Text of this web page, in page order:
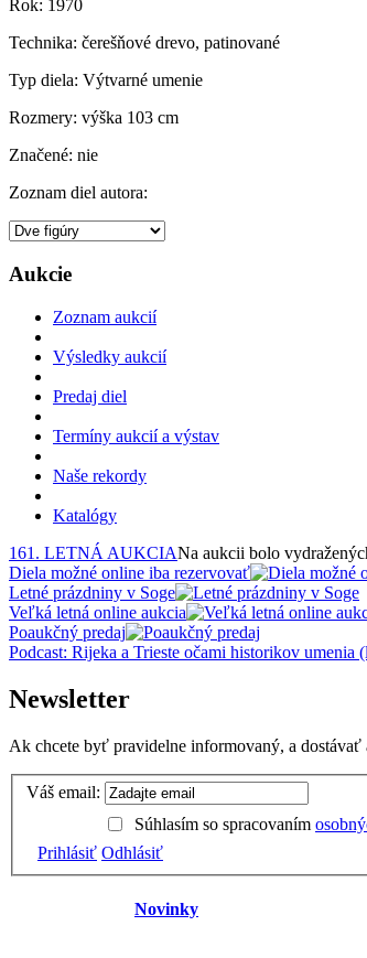
Rok: 1970
Technika: čerešňové drevo, patinované
Typ diela: Výtvarné umenie
Rozmery: výška 103 cm
Značené: nie
Zoznam diel autora:
Aukcie
Zoznam aukcií
Výsledky aukcií
Predaj diel
Termíny aukcií a výstav
Naše rekordy
Katalógy
161. LETNÁ AUKCIANa aukcii bolo
Diela možné online iba rezervovať
Letné prázdniny v Soge
Veľká letná online aukcia
Poaukčný predaj
Podcast: Rijeka a Trieste očami historikov umenia
Newsletter
Ak chcete byť pravidelne informovaný, a
Váš email:
Súhlasím so spracovaním
Prihlásiť Odhlásiť
Novinky